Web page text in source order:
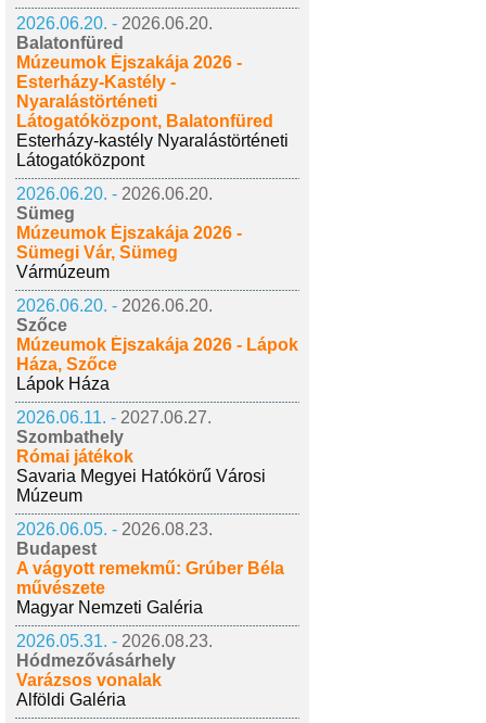
2026.06.20. - 2026.06.20.
Balatonfüred
Múzeumok Éjszakája 2026 -
Esterházy-Kastély -
Nyaralástörténeti
Látogatóközpont, Balatonfüred
Esterházy-kastély Nyaralástörténeti
Látogatóközpont
2026.06.20. - 2026.06.20.
Sümeg
Múzeumok Éjszakája 2026 -
Sümegi Vár, Sümeg
Vármúzeum
2026.06.20. - 2026.06.20.
Szőce
Múzeumok Éjszakája 2026 - Lápok
Háza, Szőce
Lápok Háza
2026.06.11. - 2027.06.27.
Szombathely
Római játékok
Savaria Megyei Hatókörű Városi
Múzeum
2026.06.05. - 2026.08.23.
Budapest
A vágyott remekmű: Grúber Béla
művészete
Magyar Nemzeti Galéria
2026.05.31. - 2026.08.23.
Hódmezővásárhely
Varázsos vonalak
Alföldi Galéria